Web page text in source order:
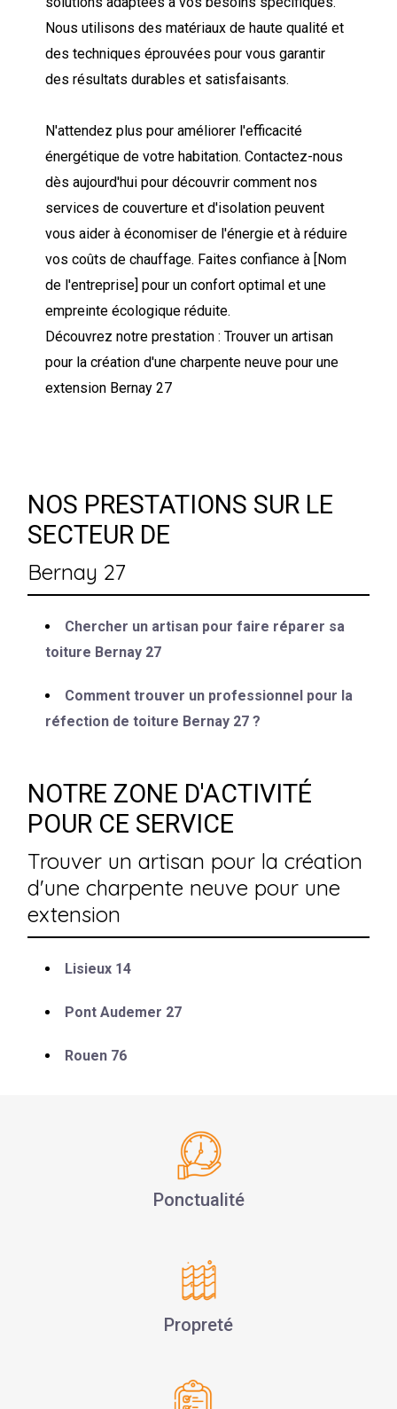
Nous utilisons des matériaux de haute qualité et
des techniques éprouvées pour vous garantir
des résultats durables et satisfaisants.
N'attendez plus pour améliorer l'efficacité
énergétique de votre habitation. Contactez-nous
dès aujourd'hui pour découvrir comment nos
services de couverture et d'isolation peuvent
vous aider à économiser de l'énergie et à réduire
vos coûts de chauffage. Faites confiance à [Nom
de l'entreprise] pour un confort optimal et une
empreinte écologique réduite.
Découvrez notre prestation : Trouver un artisan
pour la création d'une charpente neuve pour une
extension Bernay 27
NOS PRESTATIONS SUR LE
SECTEUR DE
Bernay 27
Chercher un artisan pour faire réparer sa
toiture Bernay 27
Comment trouver un professionnel pour la
réfection de toiture Bernay 27 ?
NOTRE ZONE D'ACTIVITÉ
POUR CE SERVICE
Trouver un artisan pour la création
d'une charpente neuve pour une
extension
Lisieux 14
Pont Audemer 27
Rouen 76
Ponctualité
Propreté